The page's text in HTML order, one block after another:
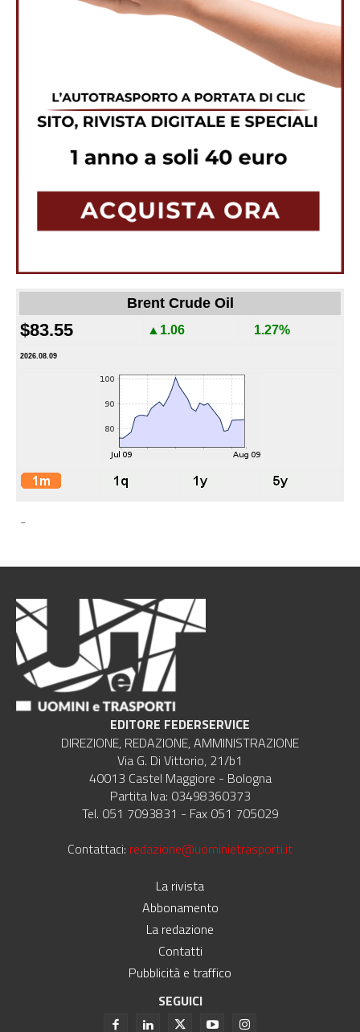
Brent Crude Oil
$83.55 ▲1.06 1.27%
2026.08.09
-
EDITORE FEDERSERVICE
DIREZIONE, REDAZIONE, AMMINISTRAZIONE
Via G. Di Vittorio, 21/b1
40013 Castel Maggiore - Bologna
Partita Iva: 03498360373
Tel. 051 7093831 - Fax 051 705029
Contattaci: redazione@uominietrasporti.it
La rivista
Abbonamento
La redazione
Contatti
Pubblicità e traffico
SEGUICI